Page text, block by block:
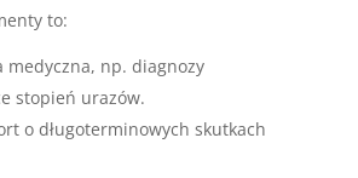
to:
medyczna, np. diagnozy
stopień urazów.
o długoterminowych skutkach